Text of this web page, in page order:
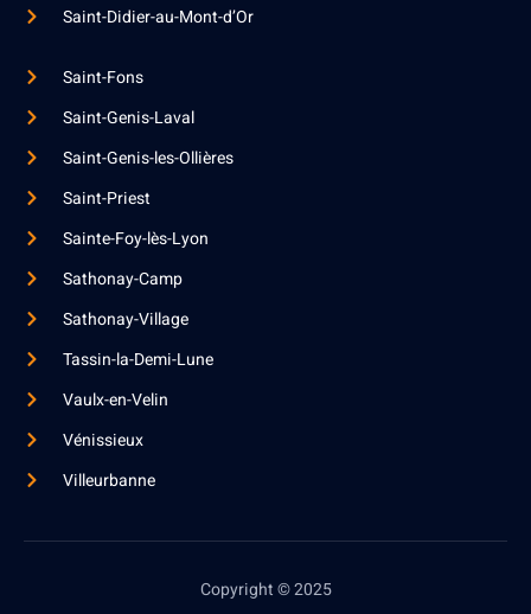
Saint-Didier-au-Mont-d’Or
Saint-Fons
Saint-Genis-Laval
Saint-Genis-les-Ollières
Saint-Priest
Sainte-Foy-lès-Lyon
Sathonay-Camp
Sathonay-Village
Tassin-la-Demi-Lune
Vaulx-en-Velin
Vénissieux
Villeurbanne
Copyright © 2025